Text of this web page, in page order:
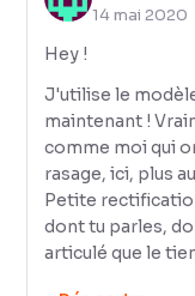
14 mai 2020
Hey !
J'utilise le
maintenant !
comme moi qui
rasage, ici, plus
Petite
dont tu parles,
articulé que le